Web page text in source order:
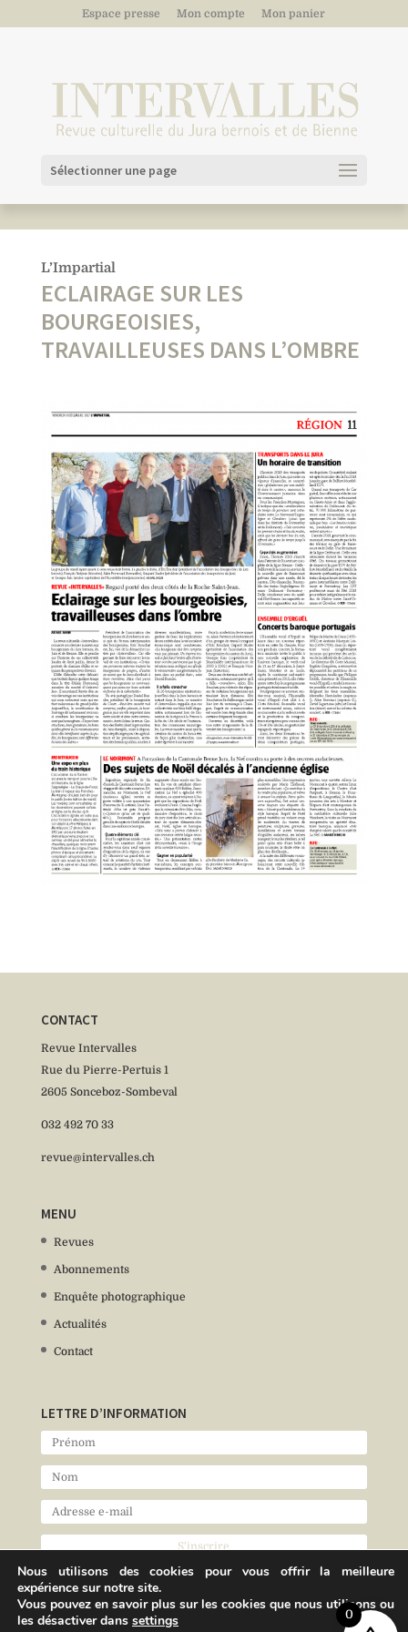
Espace presse Mon compte Mon panier
Sélectionner une page
L’Impartial
ECLAIRAGE SUR LES
BOURGEOISIES,
TRAVAILLEUSES DANS L’OMBRE
CONTACT
Revue Intervalles
Rue du Pierre-Pertuis 1
2605 Sonceboz-Sombeval
032 492 70 33
revue@intervalles.ch
MENU
Revues
Abonnements
Enquête photographique
Actualités
Contact
LETTRE D’INFORMATION
Nous utilisons des cookies pour vous offrir la meilleure
expérience sur notre site.
Vous pouvez en savoir plus sur les cookies que nous utilisons ou
les désactiver dans settings 0